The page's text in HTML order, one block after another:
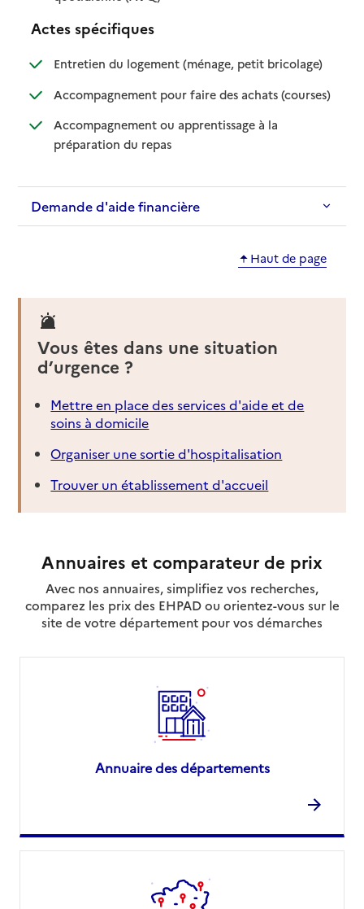
Actes spécifiques
Entretien du logement (ménage, petit bricolage): disponible
: non
Accompagnement pour faire des achats (courses)
:
: non
Accompagnement ou apprentissage à la
préparation du repas: disponible
: non disponible
Demande d'aide financière
Haut de page
Vous êtes dans une situation
d’urgence ?
Mettre en place des services d'aide et de
soins à domicile
Organiser une sortie d'hospitalisation
Trouver un établissement d'accueil
Annuaires et comparateur de prix
Avec nos annuaires, simplifiez vos recherches,
comparez les prix des EHPAD ou orientez-vous sur le
site de votre département pour vos démarches
Annuaire des départements